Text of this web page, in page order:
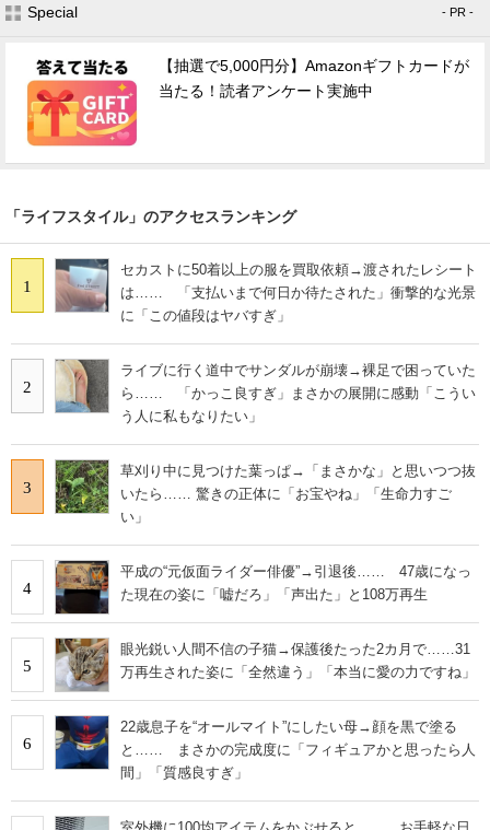
Special - PR -
【抽選で5,000円分】Amazonギフトカードが
当たる！読者アンケート実施中
「ライフスタイル」のアクセスランキング
1
セカストに50着以上の服を買取依頼→渡されたレシート
は…… 「支払いまで何日か待たされた」衝撃的な光景
に「この値段はヤバすぎ」
2
ライブに行く道中でサンダルが崩壊→裸足で困っていた
ら…… 「かっこ良すぎ」まさかの展開に感動「こうい
う人に私もなりたい」
3
草刈り中に見つけた葉っぱ→「まさかな」と思いつつ抜
いたら…… 驚きの正体に「お宝やね」「生命力すご
い」
4
平成の“元仮面ライダー俳優”→引退後…… 47歳になっ
た現在の姿に「嘘だろ」「声出た」と108万再生
5
眼光鋭い人間不信の子猫→保護後たった2カ月で……31
万再生された姿に「全然違う」「本当に愛の力ですね」
6
22歳息子を“オールマイト”にしたい母→顔を黒で塗る
と…… まさかの完成度に「フィギュアかと思ったら人
間」「質感良すぎ」